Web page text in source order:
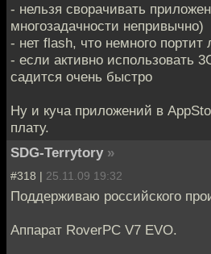
- нельзя сворачивать
многозадачности непривычно)
- нет flash, что немного портит
- если активно использовать
садится очень быстро
Ну и куча приложений в
плату.
SDG-Terrytory »
#318 | 25.11.09 19:32
Поддерживаю российского
Аппарат RoverPC V7 EVO.